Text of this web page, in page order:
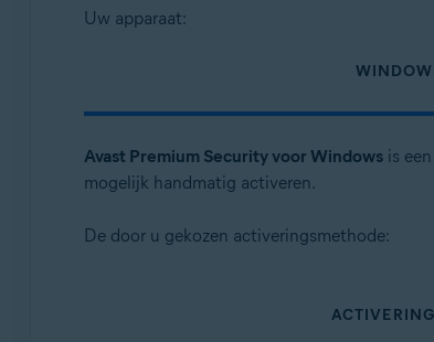
Producten:
Uw apparaat:
Avast Premium Security voor Windowsis een
mogelijk handmatig activeren.
De door u gekozen activeringsmethode: